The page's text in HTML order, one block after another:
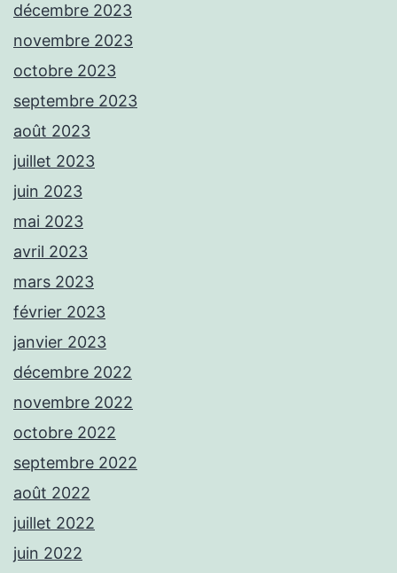
décembre 2023
novembre 2023
octobre 2023
septembre 2023
août 2023
juillet 2023
juin 2023
mai 2023
avril 2023
mars 2023
février 2023
janvier 2023
décembre 2022
novembre 2022
octobre 2022
septembre 2022
août 2022
juillet 2022
juin 2022